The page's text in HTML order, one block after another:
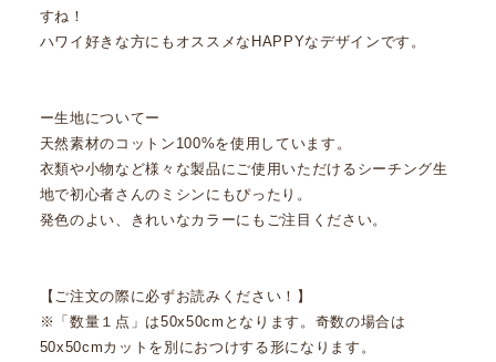
すね！
ハワイ好きな方にもオススメなHAPPYなデザインです。
ー生地についてー
天然素材のコットン100%を使用しています。
衣類や小物など様々な製品にご使用いただけるシーチング生
地で初心者さんのミシンにもぴったり。
発色のよい、きれいなカラーにもご注目ください。
【ご注文の際に必ずお読みください！】
※「数量１点」は50x50cmとなります。奇数の場合は
50x50cmカットを別におつけする形になります。